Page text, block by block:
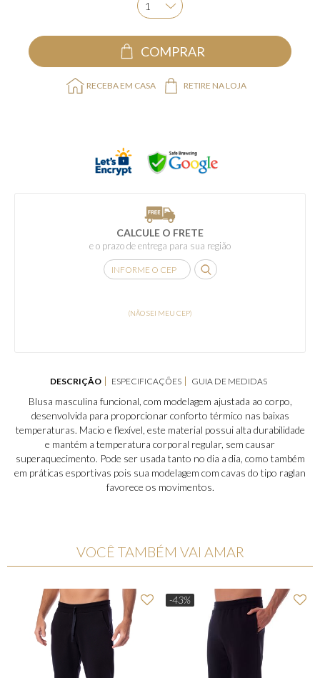
COMPRAR
RECEBA EM CASA RETIRE NA LOJA
CALCULE O FRETE
e o prazo de entrega para sua região
(NÃO SEI MEU CEP)
DESCRIÇÃO ESPECIFICAÇÕES GUIA DE MEDIDAS
Blusa masculina funcional, com modelagem ajustada ao corpo,
desenvolvida para proporcionar conforto térmico nas baixas
temperaturas. Macio e flexível, este material possui alta durabilidade
e mantém a temperatura corporal regular, sem causar
superaquecimento. Pode ser usada tanto no dia a dia, como também
em práticas esportivas pois sua modelagem com cavas do tipo raglan
favorece os movimentos.
VOCÊ TAMBÉM VAI AMAR
-43%